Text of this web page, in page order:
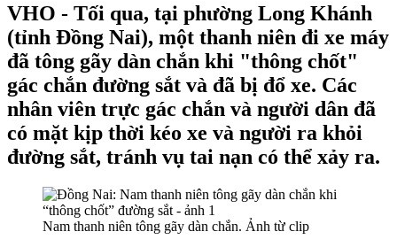
VHO - Tối qua, tại phường Long Khánh
(tỉnh Đồng Nai), một thanh niên đi xe máy
đã tông gãy dàn chắn khi "thông chốt"
gác chắn đường sắt và đã bị đổ xe. Các
nhân viên trực gác chắn và người dân đã
có mặt kịp thời kéo xe và người ra khỏi
đường sắt, tránh vụ tai nạn có thể xảy ra.
Nam thanh niên tông gãy dàn chắn. Ảnh từ clip